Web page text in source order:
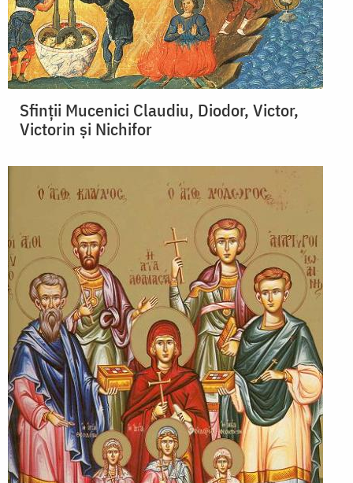
Sfinții Mucenici Claudiu, Diodor, Victor,
Victorin și Nichifor